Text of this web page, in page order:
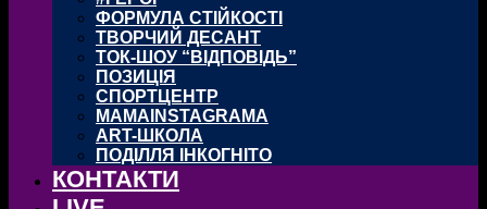
ФОРМУЛА СТІЙКОСТІ
ТВОРЧИЙ ДЕСАНТ
ТОК-ШОУ “ВІДПОВІДЬ”
ПОЗИЦІЯ
СПОРТЦЕНТР
MAMAINSTAGRAMA
ART-ШКОЛА
ПОДІЛЛЯ ІНКОГНІТО
КОНТАКТИ